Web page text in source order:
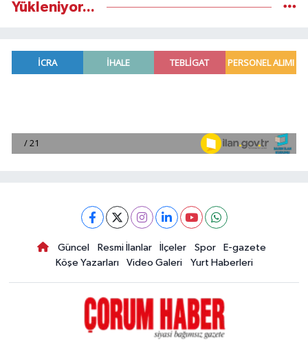
Yükleniyor...
Güncel Resmi İlanlar İlçeler Spor
E-gazete
Köşe Yazarları
Video Galeri Yurt Haberleri